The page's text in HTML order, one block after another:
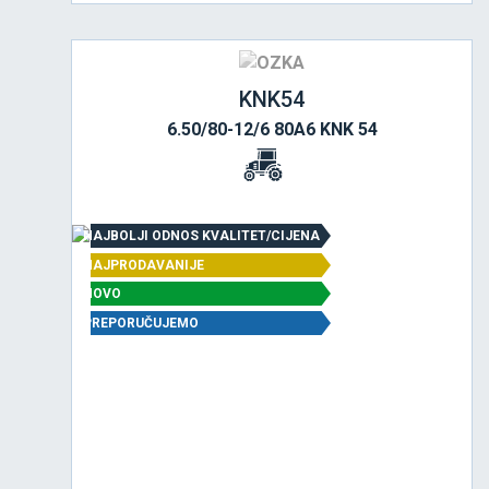
KNK54
6.50/80-12/6 80A6 KNK 54
NAJBOLJI ODNOS KVALITET/CIJENA
NAJPRODAVANIJE
NOVO
PREPORUČUJEMO